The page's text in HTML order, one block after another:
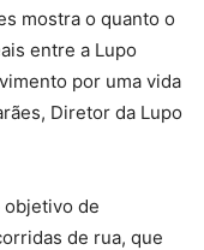
mostra o quanto o
entre a Lupo
por uma vida
Diretor da Lupo
objetivo de
de rua, que